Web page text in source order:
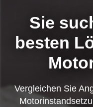
Sie
besten
Vergleichen Sie